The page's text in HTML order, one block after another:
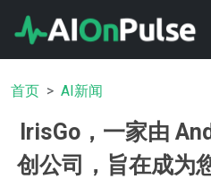
首页 AI新闻
IrisGo，一家由
创公司，旨在成为